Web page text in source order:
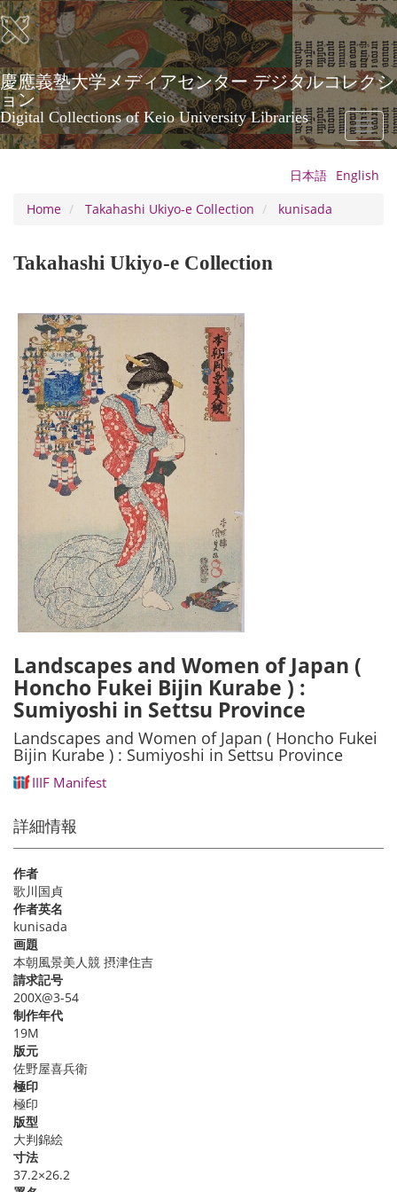
Skip
to
main
content
慶應義塾大学メディアセンター デジタルコレクシ
ョン
Digital Collections of Keio University Libraries
Toggle
日本語 English
Home
Takahashi Ukiyo-e Collection kunisada
Takahashi Ukiyo-e Collection
Landscapes and Women of Japan (
Honcho Fukei Bijin Kurabe ) :
Sumiyoshi in Settsu Province
Landscapes and Women of Japan ( Honcho Fukei
Bijin Kurabe ) : Sumiyoshi in Settsu Province
IIIF Manifest
詳細情報
作者
歌川国貞
作者英名
kunisada
画題
本朝風景美人競 摂津住吉
請求記号
200X@3-54
制作年代
19M
版元
佐野屋喜兵衛
極印
極印
版型
大判錦絵
寸法
37.2×26.2